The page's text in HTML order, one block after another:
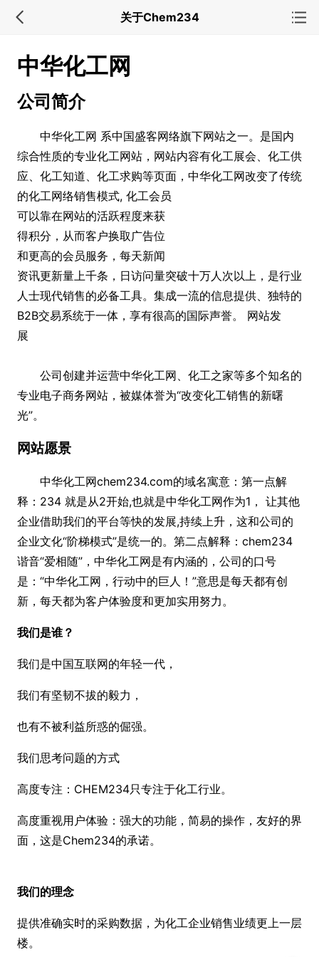
关于Chem234
中华化工网
公司简介
中华化工网 系中国盛客网络旗下网站之一。是国内
综合性质的专业化工网站，网站内容有化工展会、化工供
应、化工知道、化工求购等页面，中华化工网改变了传统
的化工网络销售模式, 化工会员
可以靠在网站的活跃程度来获
得积分，从而客户换取广告位
和更高的会员服务，每天新闻
资讯更新量上千条，日访问量突破十万人次以上，是行业
人士现代销售的必备工具。集成一流的信息提供、独特的
B2B交易系统于一体，享有很高的国际声誉。 网站发
展
公司创建并运营中华化工网、化工之家等多个知名的
专业电子商务网站，被媒体誉为“改变化工销售的新曙
光”。
网站愿景
中华化工网chem234.com的域名寓意：第一点解
释：234 就是从2开始,也就是中华化工网作为1， 让其他
企业借助我们的平台等快的发展,持续上升，这和公司的
企业文化“阶梯模式”是统一的。第二点解释：chem234
谐音“爱相随”，中华化工网是有内涵的，公司的口号
是：“中华化工网，行动中的巨人！”意思是每天都有创
新，每天都为客户体验度和更加实用努力。
我们是谁？
我们是中国互联网的年轻一代，
我们有坚韧不拔的毅力，
也有不被利益所惑的倔强。
我们思考问题的方式
高度专注：CHEM234只专注于化工行业。
高度重视用户体验：强大的功能，简易的操作，友好的界
面，这是Chem234的承诺。
我们的理念
提供准确实时的采购数据，为化工企业销售业绩更上一层
楼。